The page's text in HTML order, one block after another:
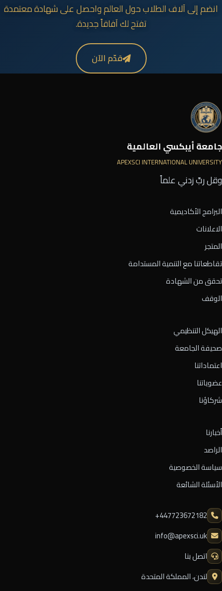
انضم إلى آلاف الطلاب حول العالم واحصل على شهادة معتمدة
تفتح لك آفاقاً جديدة.
قدّم الآن
جامعة أيبكسي العالمية
APEXSCI INTERNATIONAL UNIVERSITY
وقل ربِّ زدني علماً
البرامج الأكاديمية
الاعلانات
المتجر
تقاطعاتنا مع التنمية المستدامة
تحقق من الشهادة
الوقف
الهيكل التنظيمي
صحيفة الجامعة
اعتماداتنا
عضوياتنا
شركاؤنا
أخبارنا
الراصد
سياسة الخصوصية
الأسئلة الشائعة
⁦+447723672182⁩
info@apexsci.uk
اتصل بنا
لندن، المملكة المتحدة